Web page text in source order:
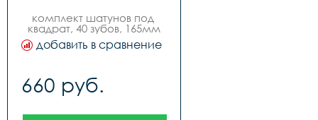
комплект шатунов под
квадрат, 40 зубов, 165мм
добавить в сравнение
660 руб.